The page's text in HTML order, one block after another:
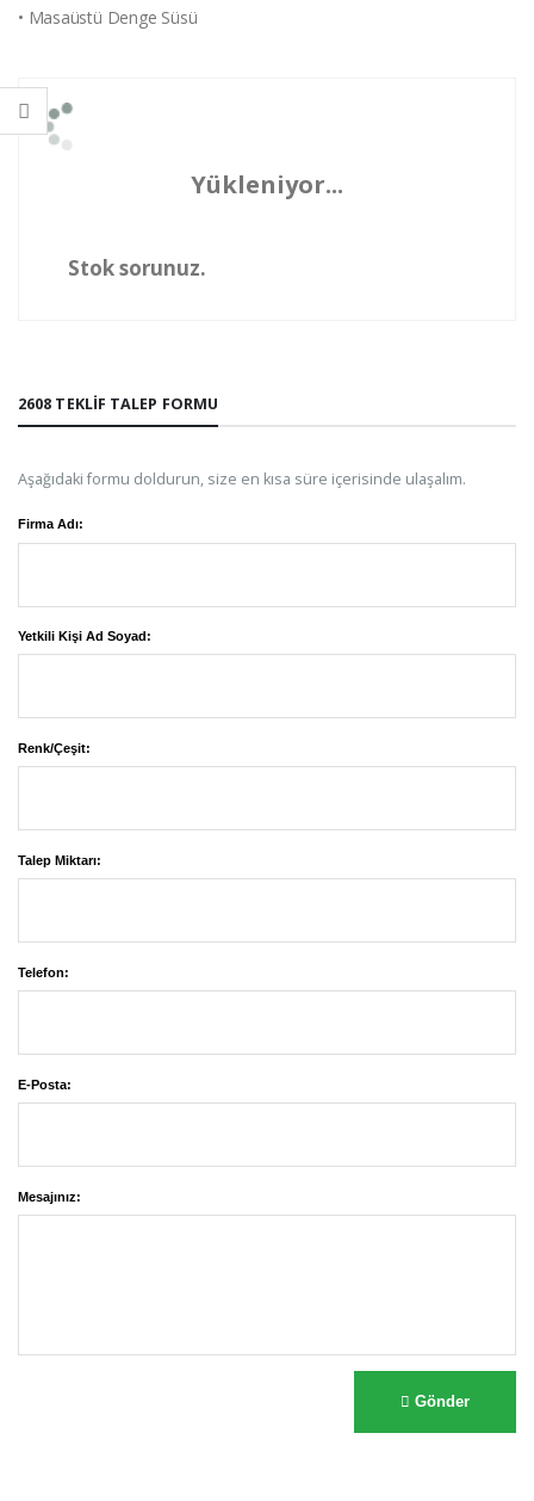
• Masaüstü Denge Süsü
Yükleniyor...
Stok sorunuz.
2608 TEKLIF TALEP FORMU
Aşağıdaki formu doldurun, size en kısa süre içerisinde ulaşalım.
Firma Adı:
Yetkili Kişi Ad Soyad:
Renk/Çeşit:
Talep Miktarı:
Telefon:
E-Posta:
Mesajınız:
Gönder